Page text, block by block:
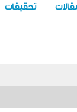
تحقيقات